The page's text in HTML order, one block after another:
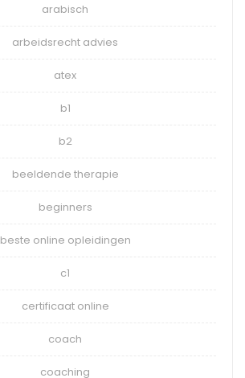
arabisch
arbeidsrecht advies
atex
b1
b2
beeldende therapie
beginners
beste online opleidingen
c1
certificaat online
coach
coaching